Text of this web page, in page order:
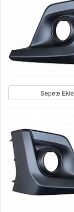
Sepete Ekle